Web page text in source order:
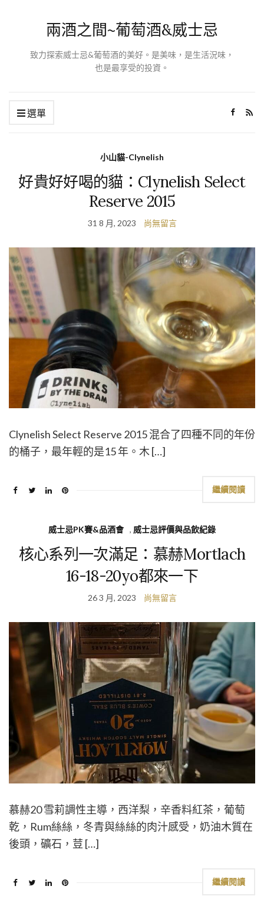
兩酒之間~葡萄酒&威士忌
致力探索威士忌&葡萄酒的美好。是美味，是生活況味，
也是最享受的投資。
選單
小山貓-Clynelish
好貴好好喝的貓：Clynelish Select
Reserve 2015
31 8 月, 2023 尚無留言
Clynelish Select Reserve 2015 混合了四種不同的年份
的桶子，最年輕的是15 年。木 […]
繼續閱讀
威士忌PK賽&品酒會 , 威士忌評價與品飲紀錄
核心系列一次滿足：慕赫Mortlach
16-18-20yo都來一下
26 3 月, 2023 尚無留言
慕赫20 雪莉調性主導，西洋梨，辛香料紅茶，葡萄
乾，Rum絲絲，冬青與絲絲的肉汁感受，奶油木質在
後頭，礦石，荳 […]
繼續閱讀